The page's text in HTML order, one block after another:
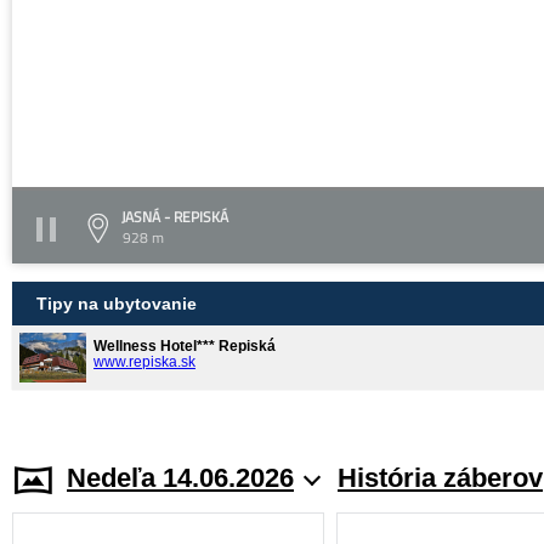
JASNÁ - REPISKÁ
928 m
Tipy na ubytovanie
Wellness Hotel*** Repiská
www.repiska.sk
Nedeľa 14.06.2026 História záberov